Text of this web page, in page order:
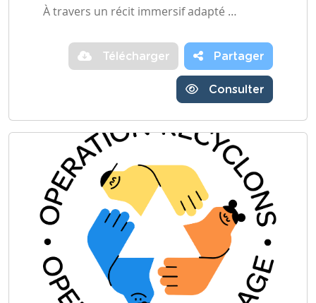
À travers un récit immersif adapté …
Télécharger Partager
Consulter